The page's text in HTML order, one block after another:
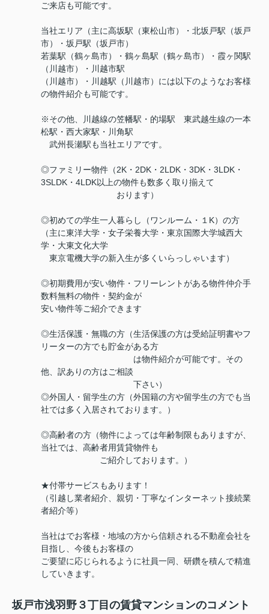
ご来店も可能です。
当社エリア（主に高坂駅（東松山市）・北坂戸駅（坂戸
市）・坂戸駅（坂戸市）
若葉駅（鶴ヶ島市）・鶴ヶ島駅（鶴ヶ島市）・霞ヶ関駅
（川越市）・川越市駅
（川越市）・川越駅（川越市）には以下のようなお客様
の物件紹介も可能です。
※その他、川越線の笠幡駅・的場駅 東武越生線の一本
松駅・西大家駅・川角駅
武州長瀬駅も当社エリアです。
◎ファミリー物件（2K・2DK・2LDK・3DK・3LDK・
3SLDK・4LDK以上の物件も数多く取り揃えて
おります）
◎初めての学生一人暮らし（ワンルーム・１K）の方
（主に東洋大学・女子栄養大学・東京国際大学城西大
学・大東文化大学
東京電機大学の新入生が多くいらっしゃいます）
◎初期費用が安い物件・フリーレントがある物件仲介手
数料無料の物件・契約金が
安い物件等ご紹介できます
◎生活保護・無職の方（生活保護の方は受給証明書やフ
リーターの方でも貯金がある方
は物件紹介が可能です。その
他、訳ありの方はご相談
下さい）
◎外国人・留学生の方（外国籍の方や留学生の方でも当
社では多く入居されております。）
◎高齢者の方（物件によっては年齢制限もありますが、
当社では、高齢者用賃貸物件も
ご紹介しております。）
★付帯サービスもあります！
（引越し業者紹介、親切・丁寧なインターネット接続業
者紹介等）
当社はでお客様・地域の方から信頼される不動産会社を
目指し、今後もお客様の
ご要望に応じられるように社員一同、研鑽を積んで精進
していきます。
坂戸市浅羽野３丁目の賃貸マンションのコメント